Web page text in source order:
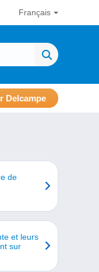
Français
Delcampe
de
et leurs
sur